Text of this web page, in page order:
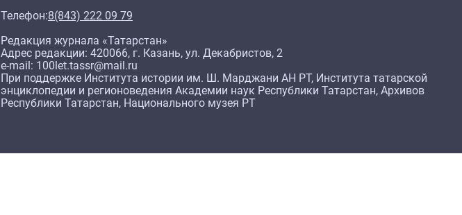
Телефон:8(843) 222 09 79
Редакция журнала «Татарстан»
Адрес редакции: 420066, г. Казань, ул. Декабристов, 2
e-mail: 100let.tassr@mail.ru
При поддержке Института истории им. Ш. Марджани АН РТ, Института татарской
энциклопедии и регионоведения Академии наук Республики Татарстан, Архивов
Республики Татарстан, Национального музея РТ